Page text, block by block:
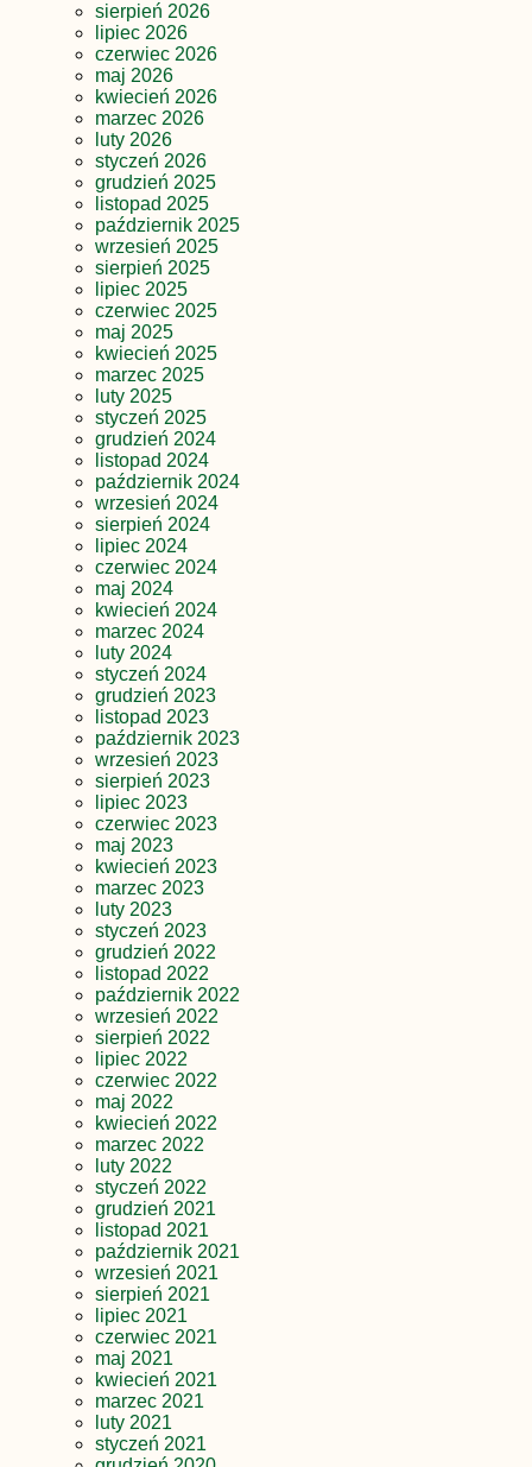
sierpień 2026
lipiec 2026
czerwiec 2026
maj 2026
kwiecień 2026
marzec 2026
luty 2026
styczeń 2026
grudzień 2025
listopad 2025
październik 2025
wrzesień 2025
sierpień 2025
lipiec 2025
czerwiec 2025
maj 2025
kwiecień 2025
marzec 2025
luty 2025
styczeń 2025
grudzień 2024
listopad 2024
październik 2024
wrzesień 2024
sierpień 2024
lipiec 2024
czerwiec 2024
maj 2024
kwiecień 2024
marzec 2024
luty 2024
styczeń 2024
grudzień 2023
listopad 2023
październik 2023
wrzesień 2023
sierpień 2023
lipiec 2023
czerwiec 2023
maj 2023
kwiecień 2023
marzec 2023
luty 2023
styczeń 2023
grudzień 2022
listopad 2022
październik 2022
wrzesień 2022
sierpień 2022
lipiec 2022
czerwiec 2022
maj 2022
kwiecień 2022
marzec 2022
luty 2022
styczeń 2022
grudzień 2021
listopad 2021
październik 2021
wrzesień 2021
sierpień 2021
lipiec 2021
czerwiec 2021
maj 2021
kwiecień 2021
marzec 2021
luty 2021
styczeń 2021